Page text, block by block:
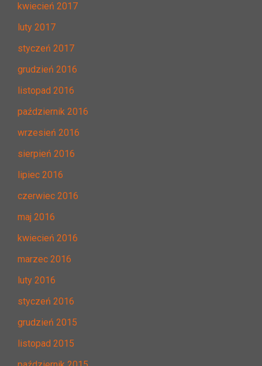
kwiecień 2017
luty 2017
styczeń 2017
grudzień 2016
listopad 2016
październik 2016
wrzesień 2016
sierpień 2016
lipiec 2016
czerwiec 2016
maj 2016
kwiecień 2016
marzec 2016
luty 2016
styczeń 2016
grudzień 2015
listopad 2015